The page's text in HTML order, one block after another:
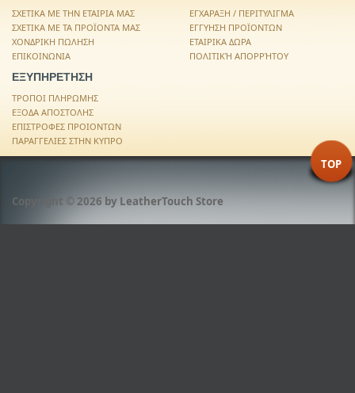
ΣΧΕΤΙΚΑ ΜΕ ΤΗΝ ΕΤΑΙΡΙΑ ΜΑΣ
ΣΧΕΤΙΚΑ ΜΕ ΤΑ ΠΡΟΪΟΝΤΑ ΜΑΣ
ΧΟΝΔΡΙΚΗ ΠΩΛΗΣΗ
ΕΠΙΚΟΙΝΩΝΙΑ
ΕΓΧΑΡΑΞΗ / ΠΕΡΙΤΥΛΙΓΜΑ
ΕΓΓΥΗΣΗ ΠΡΟΪΟΝΤΩΝ
ΕΤΑΙΡΙΚΑ ΔΩΡΑ
ΠΟΛΙΤΙΚΉ ΑΠΟΡΡΉΤΟΥ
ΕΞΥΠΗΡΕΤΗΣΗ
ΤΡΟΠΟΙ ΠΛΗΡΩΜΗΣ
ΕΞΟΔΑ ΑΠΟΣΤΟΛΗΣ
ΕΠΙΣΤΡΟΦΕΣ ΠΡΟΙΟΝΤΩΝ
ΠΑΡΑΓΓΕΛΙΕΣ ΣΤΗΝ ΚΥΠΡΟ
Copyright © 2026 by LeatherTouch Store
TOP